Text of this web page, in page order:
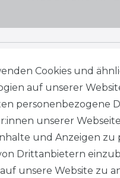
Cookies und
auf unserer
personenbezogene
unserer Webseite
und Anzeigen zu
Drittanbietern
unsere Website zu